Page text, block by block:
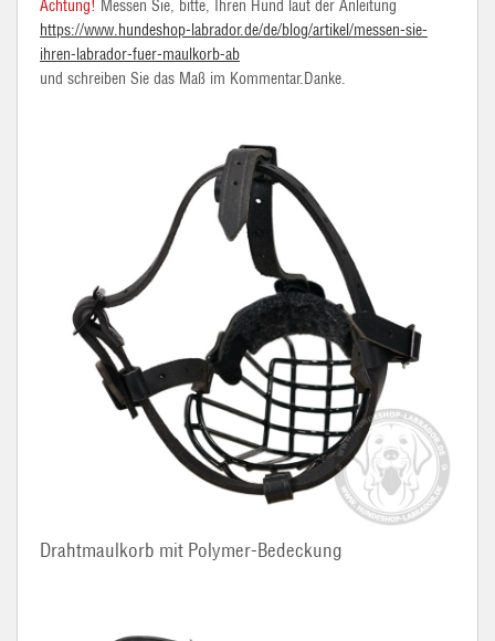
Achtung! Messen Sie, bitte, Ihren Hund laut der Anleitung
https://www.hundeshop-labrador.de/de/blog/artikel/messen-sie-
ihren-labrador-fuer-maulkorb-ab
und schreiben Sie das Maß im Kommentar.Danke.
Drahtmaulkorb mit Polymer-Bedeckung